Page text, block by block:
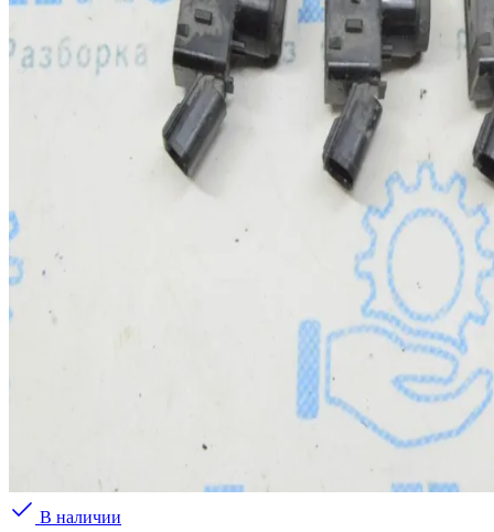
В наличии